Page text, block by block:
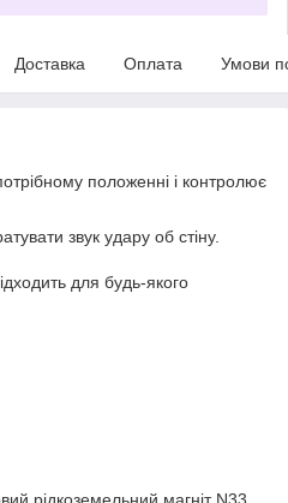
Доставка Оплата Умови
положенні і контролює
звук удару об стіну.
для будь-якого
рідкоземельний магніт N33.